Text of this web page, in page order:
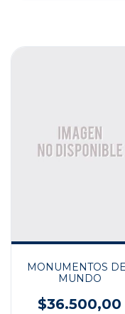
MONUMENTOS
MUNDO
$36.500,00